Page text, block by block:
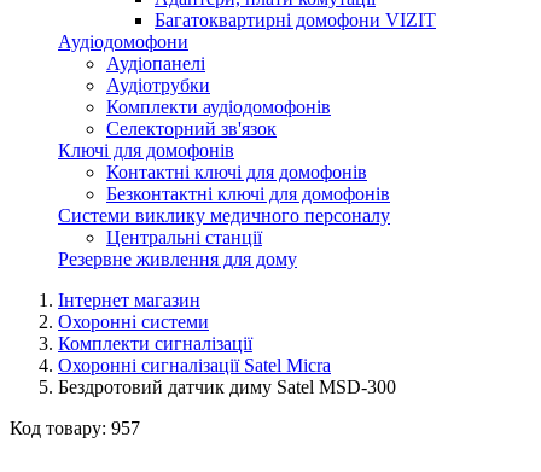
Багатоквартирні домофони VIZIT
Аудіодомофони
Аудіопанелі
Аудіотрубки
Комплекти аудіодомофонів
Селекторний зв'язок
Ключі для домофонів
Контактні ключі для домофонів
Безконтактні ключі для домофонів
Системи виклику медичного персоналу
Центральні станції
Резервне живлення для дому
Інтернет магазин
Охоронні системи
Комплекти сигналізації
Охоронні сигналізації Satel Micra
Бездротовий датчик диму Satel MSD-300
Код товару: 957